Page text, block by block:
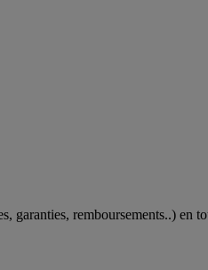
garanties, remboursements..) en